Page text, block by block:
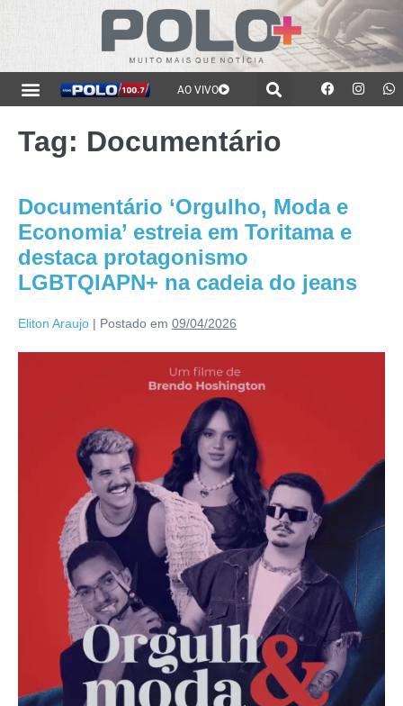
AO VIVO
Tag: Documentário
Documentário ‘Orgulho, Moda e
Economia’ estreia em Toritama e
destaca protagonismo
LGBTQIAPN+ na cadeia do jeans
Eliton Araujo | Postado em 09/04/2026